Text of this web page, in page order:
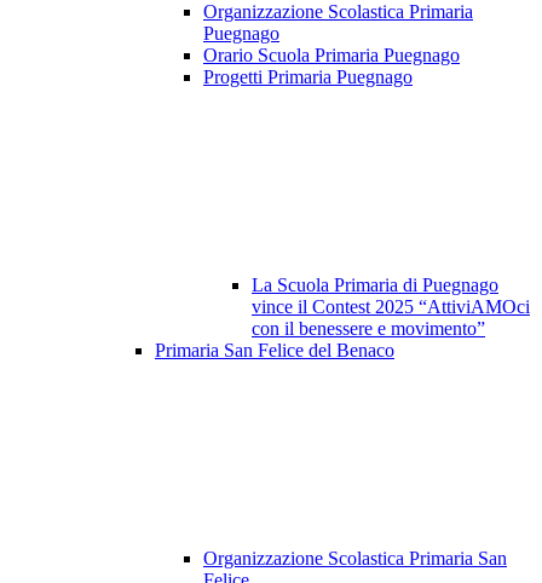
Organizzazione Scolastica Primaria
Puegnago
Orario Scuola Primaria Puegnago
Progetti Primaria Puegnago
La Scuola Primaria di Puegnago
vince il Contest 2025 “AttiviAMOci
con il benessere e movimento”
Primaria San Felice del Benaco
Organizzazione Scolastica Primaria San